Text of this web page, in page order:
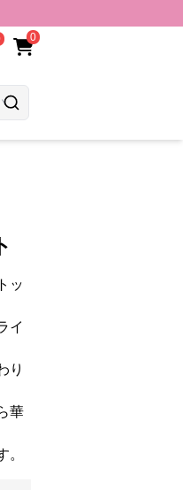
0
ッ
イ
り
華
。